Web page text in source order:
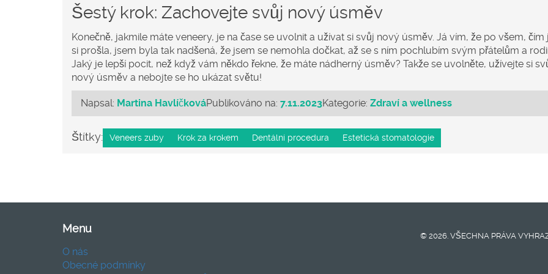
Šestý krok: Zachovejte svůj nový úsměv
Konečně, jakmile máte veneery, je na čase se uvolnit a užívat si svůj nový úsměv. Já vím, že po všem, čím
si prošla, jsem byla tak nadšená, že jsem se nemohla dočkat, až se s ním pochlubím svým přátelům a
Jaký je lepší pocit, než když vám někdo řekne, že máte nádherný úsměv? Takže se uvolněte, užívejte si
nový úsměv a nebojte se ho ukázat světu!
Napsal: Martina HavlíčkováPublikováno na: 7.11.2023Kategorie: Zdraví a wellness
Štítky: Veneers zuby Krok za krokem Dentální procedura Estetická stomatologie
Menu
O nás
Obecné podmínky
© 2026. VŠECHNA PRÁVA